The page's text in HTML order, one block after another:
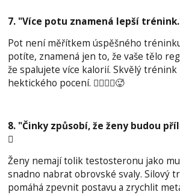
7. "Více potu znamená lepší
Pot není měřítkem úspěšného
potíte, znamená jen to, že vaše tělo
že spalujete více kalorií. Skvělý
hektického pocení. 🚴‍♂️🧘‍♀️🥵
8. "Činky způsobí, že ženy budou
💪
Ženy nemají tolik testosteronu jako
snadno nabrat obrovské svaly. Silový
pomáhá zpevnit postavu a zrychlit